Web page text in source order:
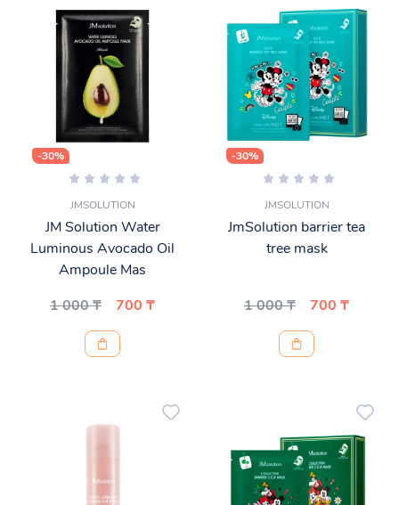
-30%
JMSOLUTION
JM Solution Water
Luminous Avocado Oil
Ampoule Mas
1 000 ₸
700 ₸
-30%
JMSOLUTION
JmSolution barrier tea
tree mask
1 000 ₸ 700 ₸